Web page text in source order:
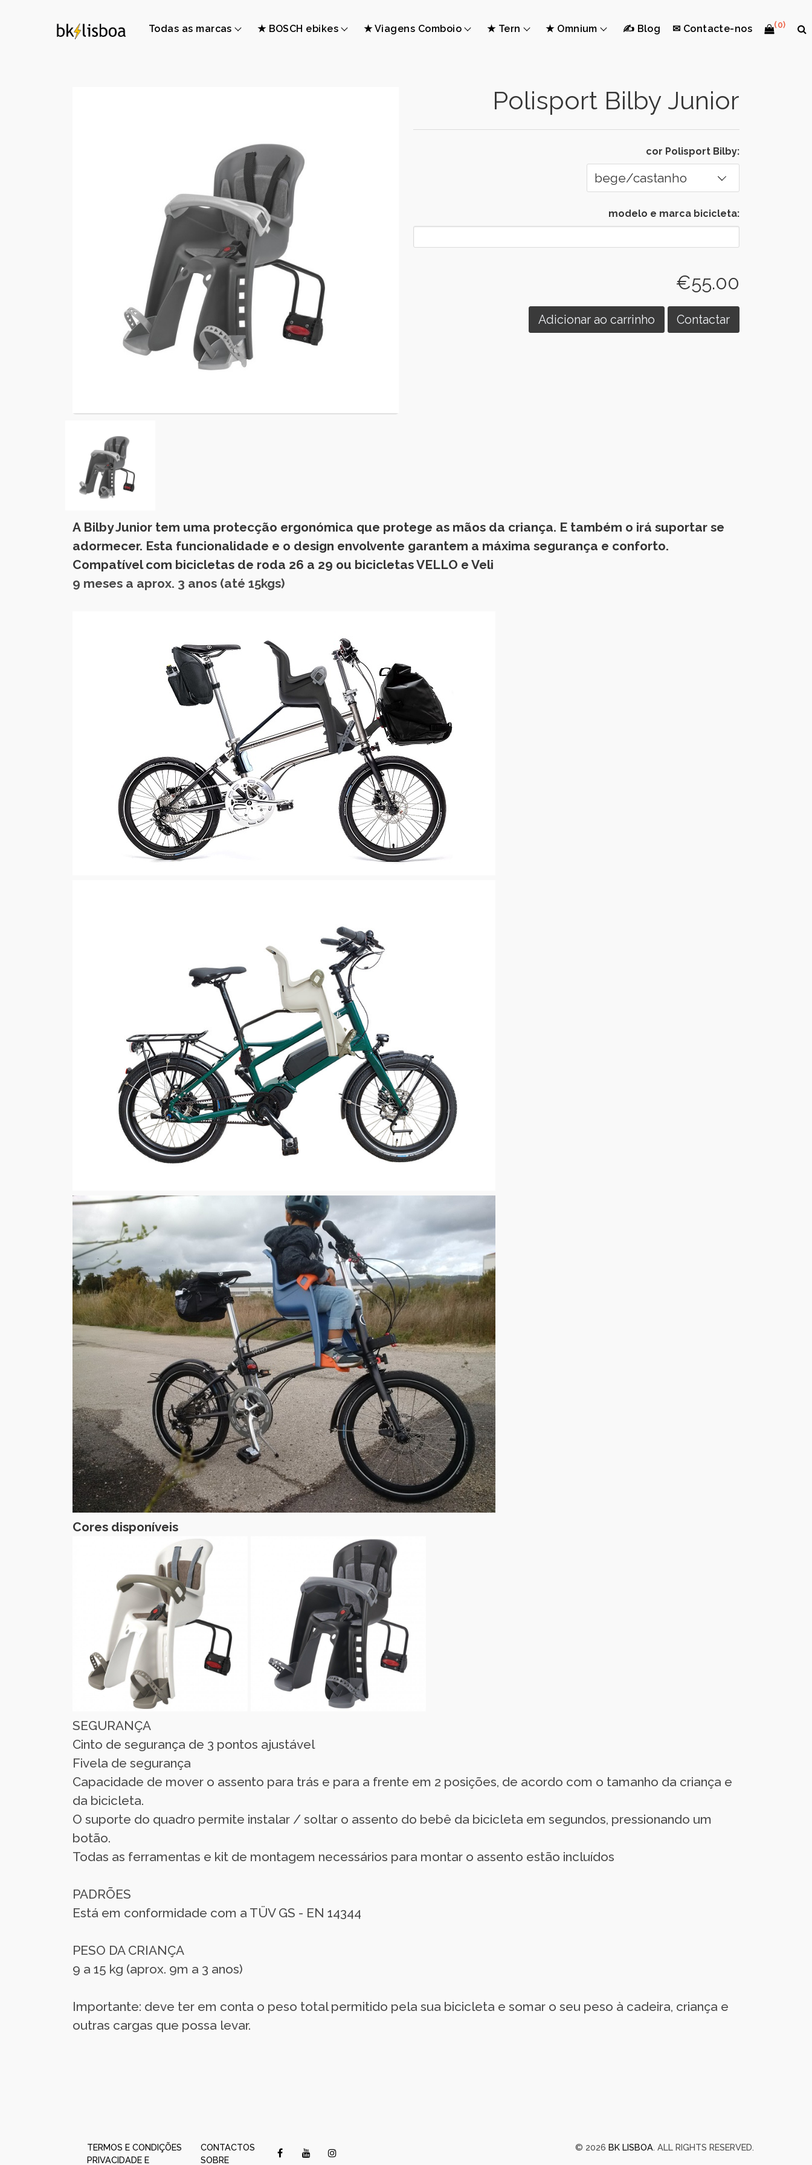
Todas as marcas ★ BOSCH ebikes ★ Viagens Comboio ★ Tern ★ Omnium ✍ Blog ✉ Contacte-nos (0)
Polisport Bilby Junior
cor Polisport Bilby:
modelo e marca bicicleta:
€55.00
Adicionar ao carrinho Contactar
A Bilby Junior tem uma protecção ergonómica que protege as mãos da criança. E também o irá suportar se
adormecer. Esta funcionalidade e o design envolvente garantem a máxima segurança e conforto.
Compatível com bicicletas de roda 26 a 29 ou bicicletas VELLO e Veli
9 meses a aprox. 3 anos (até 15kgs)
Cores disponíveis
SEGURANÇA
Cinto de segurança de 3 pontos ajustável
Fivela de segurança
Capacidade de mover o assento para trás e para a frente em 2 posições, de acordo com o tamanho da criança e
da bicicleta.
O suporte do quadro permite instalar / soltar o assento do bebê da bicicleta em segundos, pressionando um
botão.
Todas as ferramentas e kit de montagem necessários para montar o assento estão incluídos
PADRÕES
Está em conformidade com a TÜV GS - EN 14344
PESO DA CRIANÇA
9 a 15 kg (aprox. 9m a 3 anos)
Importante: deve ter em conta o peso total permitido pela sua bicicleta e somar o seu peso à cadeira, criança e
outras cargas que possa levar.
TERMOS E CONDIÇÕES
PRIVACIDADE E
CONTACTOS
SOBRE
© 2026 BK LISBOA. ALL RIGHTS RESERVED.